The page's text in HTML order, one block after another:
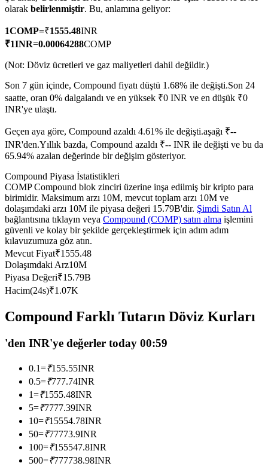
USDC'yi teminat olarak kullanan vadeli işlemler
Kopya Ticaret
En iyi traderlarla güçlerinizi birleştirin
Kopya Tüccarı Olun
Kâr paylaşımı ve kopya ticaret komisyonlarının tadını çıkarın
olarak belirlenmiştir. Bu, anlamına geliyor:
1COMP=₹1555.48INR
₹1INR=0.00064288COMP
(Not: Döviz ücretleri ve gaz maliyetleri dahil değildir.)
Son 7 gün içinde, Compound fiyatı düştü 1.68% ile değişti.Son 24
saatte, oran 0% dalgalandı ve en yüksek ₹0 INR ve en düşük ₹0
INR'ye ulaştı.
Geçen aya göre, Compound azaldı 4.61% ile değişti.aşağı ₹--
INR'den.Yıllık bazda, Compound azaldı ₹-- INR ile değişti ve bu da
65.94% azalan değerinde bir değişim gösteriyor.
Compound Piyasa İstatistikleri
COMP Compound blok zinciri üzerine inşa edilmiş bir kripto para
birimidir. Maksimum arzı 10M, mevcut toplam arzı 10M ve
dolaşımdaki arzı 10M ile piyasa değeri 15.79B'dir. Şimdi Satın Al
bağlantısına tıklayın veya Compound (COMP) satın alma işlemini
güvenli ve kolay bir şekilde gerçekleştirmek için adım adım
kılavuzumuza göz atın.
Mevcut Fiyat₹1555.48
Dolaşımdaki Arz10M
Piyasa Değeri₹15.79B
Hacim(24s)₹1.07K
Compound Farklı Tutarın Döviz Kurları
'den INR'ye değerler today 00:59
0.1=₹155.55INR
0.5=₹777.74INR
1=₹1555.48INR
5=₹7777.39INR
10=₹15554.78INR
50=₹77773.9INR
100=₹155547.8INR
500=₹777738.98INR